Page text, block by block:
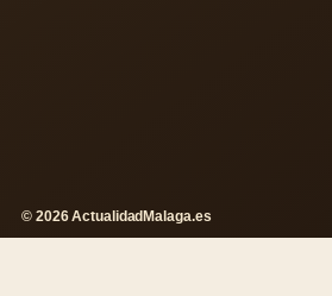
© 2026 ActualidadMalaga.es